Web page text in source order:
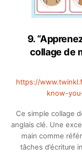
9.
collage de
https://
know-
Ce simple collage
anglais clé. Une
main comme
tâches d’écriture